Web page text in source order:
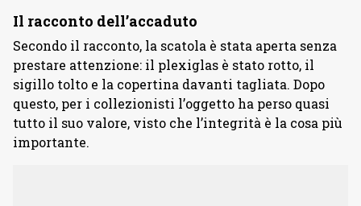
Il racconto dell’accaduto
Secondo il racconto, la scatola è stata aperta senza
prestare attenzione: il plexiglas è stato rotto, il
sigillo tolto e la copertina davanti tagliata. Dopo
questo, per i collezionisti l’oggetto ha perso quasi
tutto il suo valore, visto che l’integrità è la cosa più
importante.